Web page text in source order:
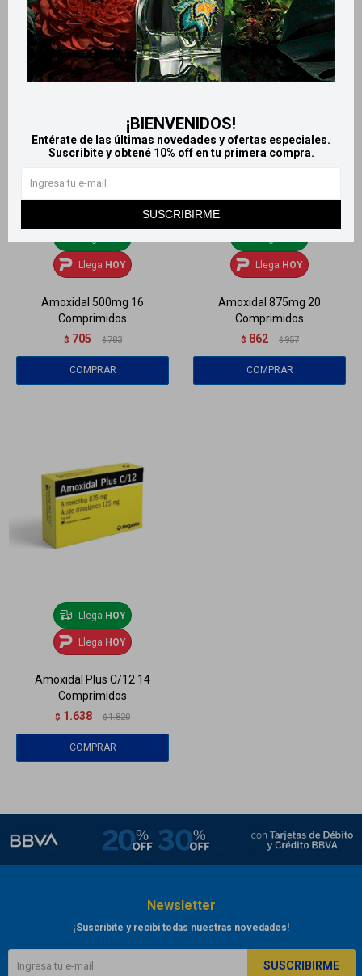
¡BIENVENIDOS!
Entérate de las últimas novedades y ofertas especiales.
Suscribite y obtené 10% off en tu primera compra.
SUSCRIBIRME
Llega HOY
Amoxidal 500mg 16
Comprimidos
$ 705 $ 783
Llega HOY
Amoxidal 875mg 20
Comprimidos
$ 862 $ 957
Llega HOY
Llega HOY
Amoxidal Plus C/12 14
Comprimidos
$ 1.638 $ 1.820
Newsletter
¡Suscribite y recibí todas nuestras novedades!
SUSCRIBIRME